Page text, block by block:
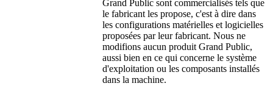
Grand Public sont commercialisés tels que
le fabricant les propose, c'est à dire dans
les configurations matérielles et logicielles
proposées par leur fabricant. Nous ne
modifions aucun produit Grand Public,
aussi bien en ce qui concerne le système
d'exploitation ou les composants installés
dans la machine.